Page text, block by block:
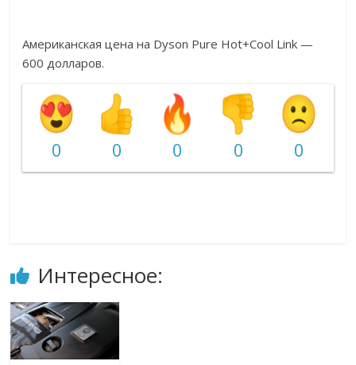
Американская цена на Dyson Pure Hot+Cool Link —
600 долларов.
0 0 0 0 0
Интересное: